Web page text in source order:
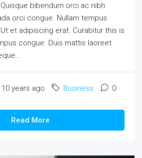
bibendum orci ac nibh
orci congue. Nullam tempus
et adipiscing erat. Curabitur this is
congue. Duis mattis laoreet
10 years ago Business 0
Read More